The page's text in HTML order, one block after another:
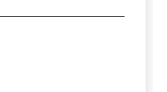
empêche le
et arrière.